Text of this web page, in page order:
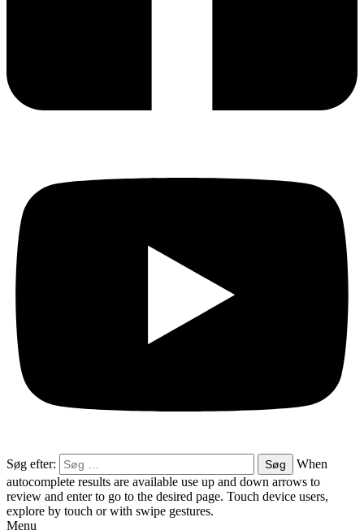
Søg efter:
When
autocomplete results are available use up and down arrows to
review and enter to go to the desired page. Touch device users,
explore by touch or with swipe gestures.
Menu